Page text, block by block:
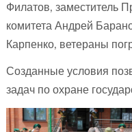
Филатов, заместитель
комитета Андрей
Карпенко, ветераны
Созданные условия
задач по охране